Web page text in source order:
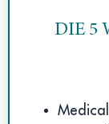
DIE 5